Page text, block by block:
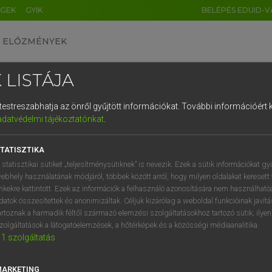
GYIK BELÉPÉS EDUID-
ELŐZMÉNYEK
szótár
VAN ELŐFIZETÉSED?
megtekintéséhez.
LISTÁJA
az önről gyűjtött információkat. További információért
tájékoztatónkat.
statisztikai sütiket „teljesítménysütiknek” is nevezik. Ezek a sütik információkat
használatának módjáról, többek között arról, hogy milyen oldalakat keresett
kattintott. Ezek az információk a felhasználó azonosítására nem
összesítettek és anonimizáltak. Céljuk kizárólag a weboldal funkcióinak
a harmadik féltől származó elemzési szolgáltatásokhoz tartozó sütik;
a látogatóelemzések, a hőtérképek és a közösségi médiaanalitika.
1 szolgáltatás
DE CN FR ES IT NL
1 2 3 4 5 6 7 8 9
q w e r t z u i
a s d f g h j k l é
í y x c v b n m , .